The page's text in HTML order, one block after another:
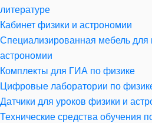
литературе
Кабинет физики и астрономии
Специализированная мебель для
астрономии
Комплекты для ГИА по физике
Цифровые лаборатории по
Датчики для уроков физики и
Технические средства обучения